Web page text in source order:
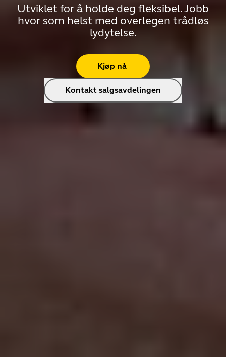
Utviklet for å holde deg fleksibel. Jobb
hvor som helst med overlegen trådløs
lydytelse.
Kjøp nå
Kontakt salgsavdelingen